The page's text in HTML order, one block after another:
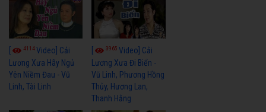
4114Video] Cải
Lương Xưa Hãy Ngủ
Yên Niềm Đau - Vũ
Linh, Tài Linh
3965Video] Cải
Lương Xưa Đi Biển -
Vũ Linh, Phương Hồng
Thủy, Hương Lan,
Thanh Hằng